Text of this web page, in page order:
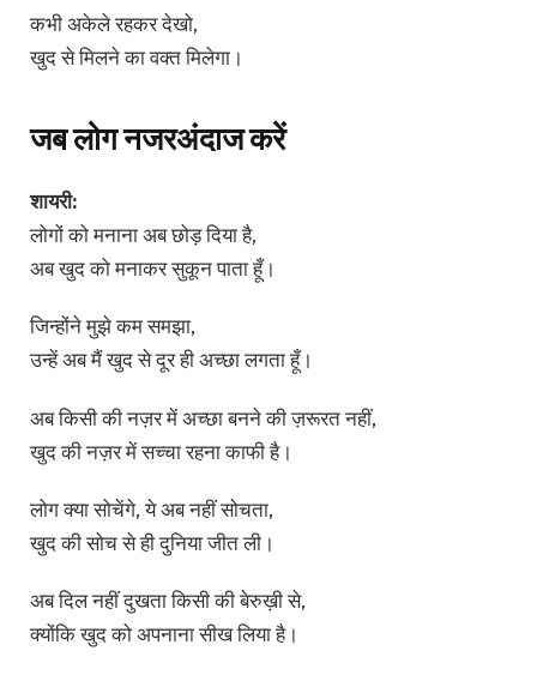
कभी अकेले रहकर देखो,
खुद से मिलने का वक्त मिलेगा।
जब लोग नजरअंदाज करें
शायरी:
लोगों को मनाना अब छोड़ दिया है,
अब खुद को मनाकर सुकून पाता हूँ।
जिन्होंने मुझे कम समझा,
उन्हें अब मैं खुद से दूर ही अच्छा लगता हूँ।
अब किसी की नज़र में अच्छा बनने की ज़रूरत नहीं,
खुद की नज़र में सच्चा रहना काफी है।
लोग क्या सोचेंगे, ये अब नहीं सोचता,
खुद की सोच से ही दुनिया जीत ली।
अब दिल नहीं दुखता किसी की बेरुख़ी से,
क्योंकि खुद को अपनाना सीख लिया है।